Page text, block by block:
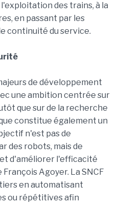
des trains, à la
en passant par les
continuité du service.
de développement
une ambition centrée sur
que sur de la recherche
constitue également un
n'est pas de
des robots, mais de
d'améliorer l'efficacité
Agoyer. La SNCF
en automatisant
ou répétitives afin